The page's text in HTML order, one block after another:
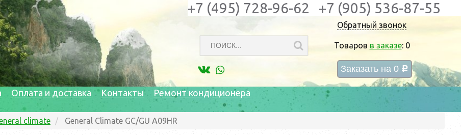
Обратный звонок
Товаров в заказе: 0
Заказать на 0 c
+7 (495) 728-96-62 +7 (905) 536-87-55
Оплата и доставка Контакты Ремонт кондиционера
climate General Climate GC/GU A09HR